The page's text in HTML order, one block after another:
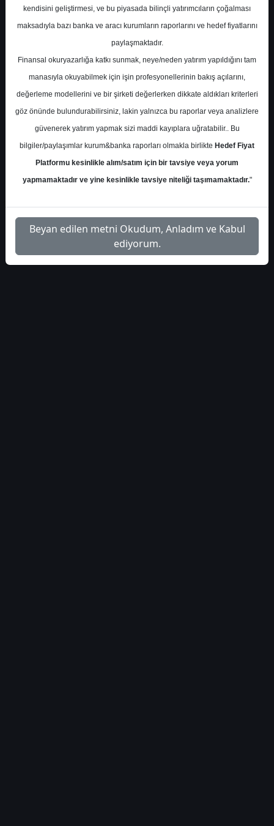
S.No Dosya Adı İndir
1
info-yatirim-gyo-nad-
iskonto-raporu-52024
İlgili
Dosyayı
1
kendisini geliştirmesi, ve bu piyasada bilinçli yatırımcıların çoğalması
maksadıyla bazı banka ve aracı kurumların raporlarını ve hedef fiyatlarını
paylaşmaktadır.
Finansal okuryazarlığa katkı sunmak, neye/neden yatırım yapıldığını tam
manasıyla okuyabilmek için işin profesyonellerinin bakış açılarını,
değerleme modellerini ve bir şirketi değerlerken dikkate aldıkları kriterleri
göz önünde bulundurabilirsiniz, lakin yalnızca bu raporlar veya analizlere
güvenerek yatırım yapmak sizi maddi kayıplara uğratabilir.. Bu
bilgiler/paylaşımlar kurum&banka raporları olmakla birlikte Hedef Fiyat
Platformu kesinlikle alım/satım için bir tavsiye veya yorum
yapmamaktadır ve yine kesinlikle tavsiye niteliği taşımamaktadır."
Beyan edilen metni Okudum, Anladım ve Kabul
ediyorum.